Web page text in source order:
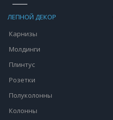
ЛЕПНОЙ ДЕКОР
Карнизы
Молдинги
Плинтус
Розетки
Полуколонны
Колонны